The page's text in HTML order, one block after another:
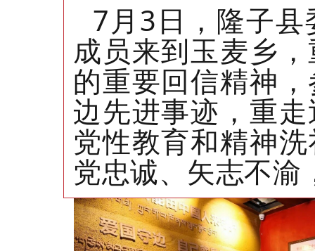
7月3日，隆子
成员来到玉麦乡
的重要回信精神
边先进事迹，重
党性教育和精神
党忠诚、矢志不